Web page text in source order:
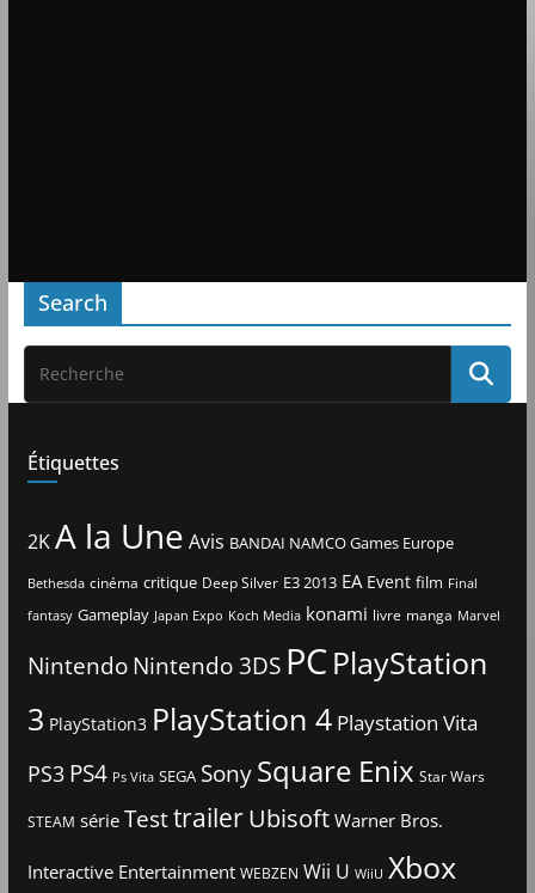
Search
Étiquettes
2KA la Une Avis BANDAI NAMCO Games Europe
Bethesda cinéma critique Deep Silver E3 2013 EA Event film Final
fantasy Gameplay Japan Expo Koch Media konami livre manga Marvel
Nintendo Nintendo 3DS PCPlayStation
3 PlayStation3 PlayStation 4 Playstation Vita
PS3 PS4 Ps Vita SEGA Sony Square Enix Star Wars
STEAM série TesttrailerUbisoftWarner Bros.
Interactive Entertainment WEBZEN Wii U WiiU Xbox